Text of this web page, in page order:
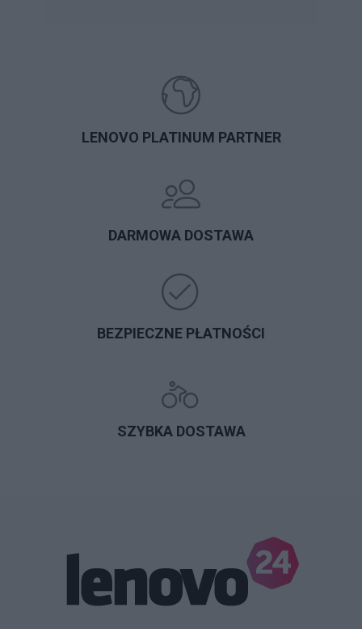
LENOVO PLATINUM PARTNER
DARMOWA DOSTAWA
BEZPIECZNE PŁATNOŚCI
SZYBKA DOSTAWA